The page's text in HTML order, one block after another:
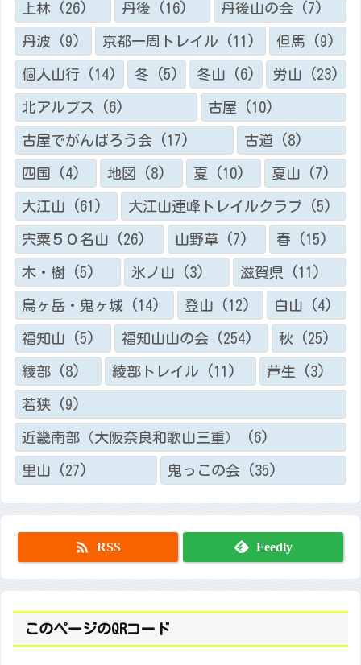
上林 (26) 丹後 (16) 丹後山の会 (7)
丹波 (9) 京都一周トレイル (11) 但馬 (9)
個人山行 (14) 冬 (5) 冬山 (6) 労山 (23)
北アルプス (6) 古屋 (10)
古屋でがんばろう会 (17) 古道(8)
四国 (4) 地図 (8) 夏(10) 夏山 (7)
大江山 (61) 大江山連峰トレイルクラブ (5)
宍粟５０名山 (26) 山野草(7) 春 (15)
木・樹 (5) 氷ノ山 (3) 滋賀県 (11)
烏ヶ岳・鬼ヶ城 (14) 登山 (12) 白山 (4)
福知山 (5) 福知山山の会(254) 秋 (25)
綾部 (8) 綾部トレイル (11) 芦生 (3)
若狭 (9)
近畿南部（大阪奈良和歌山三重） (6)
里山 (27) 鬼っこの会 (35)
 RSS Feedly
このページのQRコード